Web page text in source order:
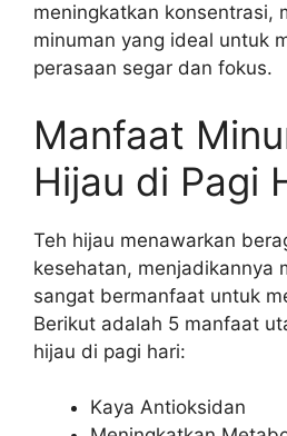
meningkatkan konsentrasi,
minuman yang ideal untuk
perasaan segar dan fokus.
Manfaat
Hijau di Pagi
Teh hijau menawarkan
kesehatan, menjadikannya
sangat bermanfaat untuk
Berikut adalah 5 manfaat
hijau di pagi hari:
Kaya Antioksidan